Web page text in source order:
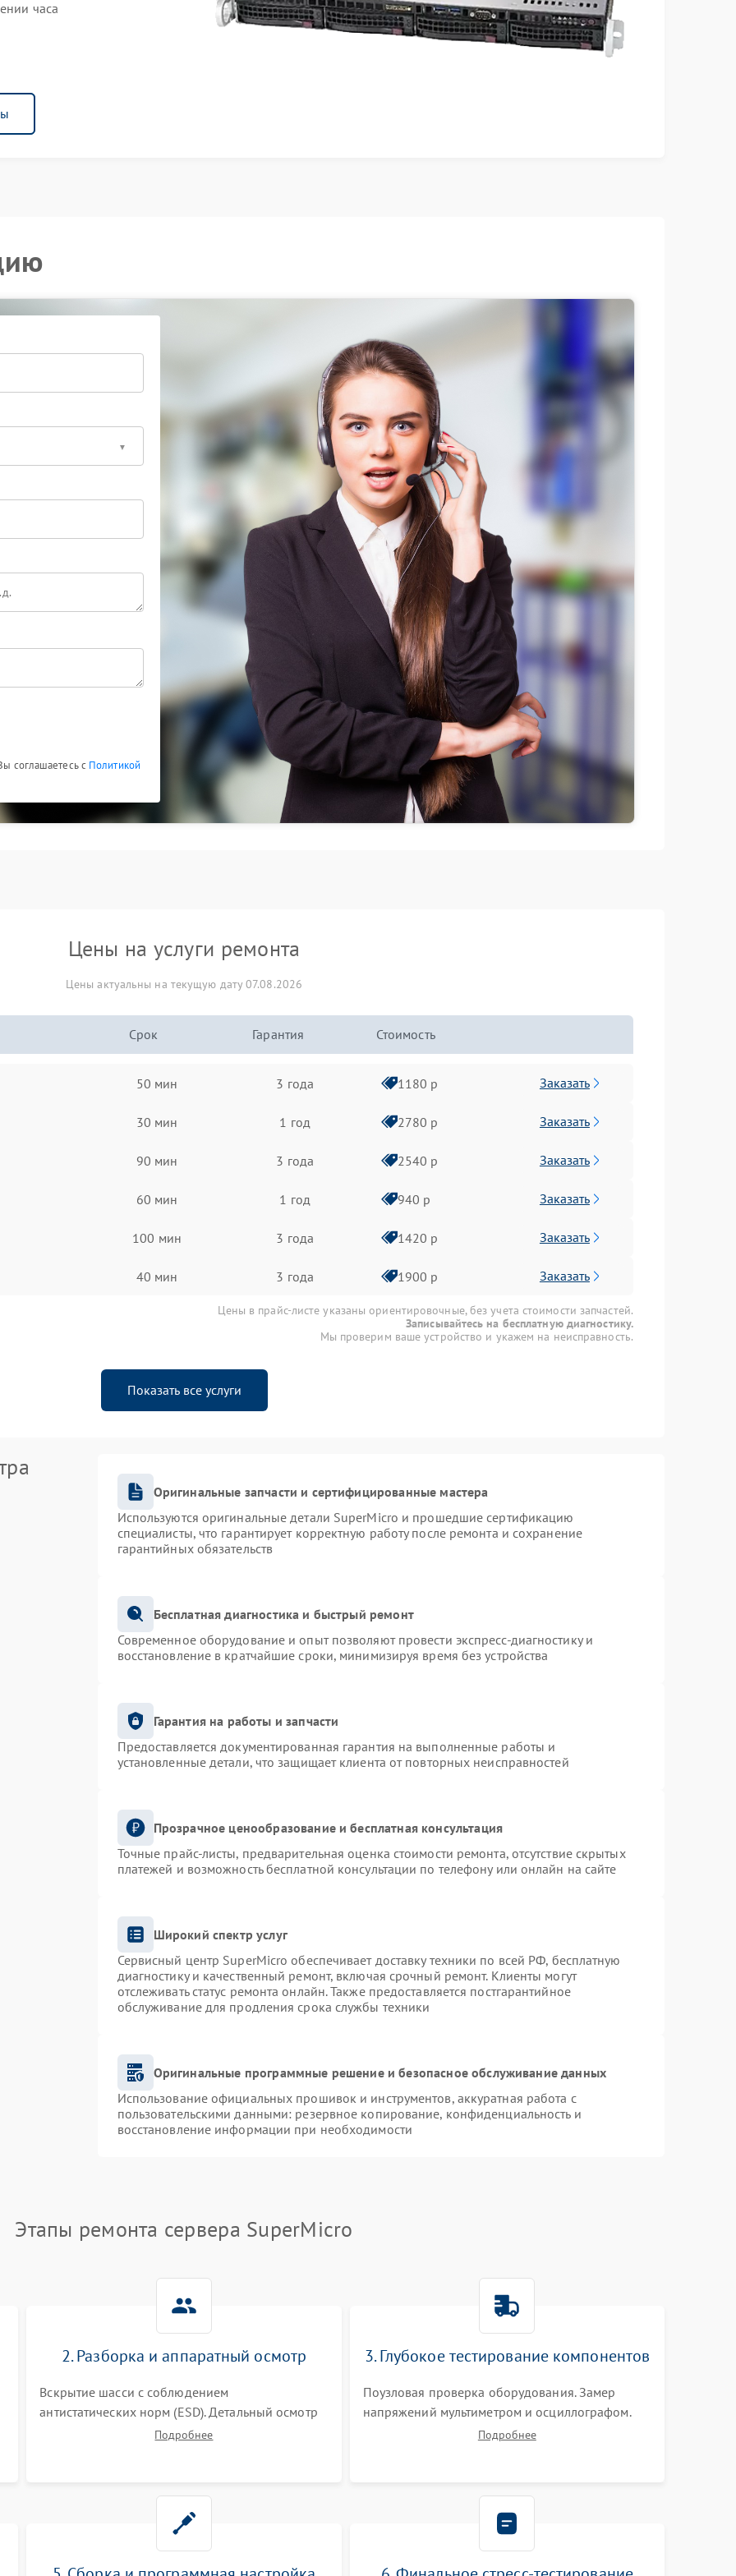
часа
соглашаетесь с Политикой
Цены на услуги ремонта
Цены актуальны на текущую дату 07.08.2026
Срок Гарантия Стоимость
50 мин 3 года 1180 р Заказать
30 мин 1 год 2780 р Заказать
90 мин 3 года 2540 р Заказать
60 мин 1 год 940 р Заказать
100 мин 3 года 1420 р Заказать
40 мин 3 года 1900 р Заказать
Цены в прайс-листе указаны ориентировочные, без учета стоимости запчастей.
Записывайтесь на бесплатную диагностику.
Мы проверим ваше устройство и укажем на неисправность.
Показать все услуги
Оригинальные запчасти и сертифицированные мастера
Используются оригинальные детали SuperMicro и прошедшие сертификацию
специалисты, что гарантирует корректную работу после ремонта и сохранение
гарантийных обязательств
Бесплатная диагностика и быстрый ремонт
Современное оборудование и опыт позволяют провести экспресс-диагностику и
восстановление в кратчайшие сроки, минимизируя время без устройства
Гарантия на работы и запчасти
Предоставляется документированная гарантия на выполненные работы и
установленные детали, что защищает клиента от повторных неисправностей
Прозрачное ценообразование и бесплатная консультация
Точные прайс-листы, предварительная оценка стоимости ремонта, отсутствие скрытых
платежей и возможность бесплатной консультации по телефону или онлайн на сайте
Широкий спектр услуг
Сервисный центр SuperMicro обеспечивает доставку техники по всей РФ, бесплатную
диагностику и качественный ремонт, включая срочный ремонт. Клиенты могут
отслеживать статус ремонта онлайн. Также предоставляется постгарантийное
обслуживание для продления срока службы техники
Оригинальные программные решение и безопасное обслуживание данных
Использование официальных прошивок и инструментов, аккуратная работа с
пользовательскими данными: резервное копирование, конфиденциальность и
восстановление информации при необходимости
Этапы ремонта сервера SuperMicro
2. Разборка и аппаратный осмотр
Вскрытие шасси с соблюдением
антистатических норм (ESD). Детальный осмотр
материнской платы, процессоров, RAID-
Подробнее
3. Глубокое тестирование компонентов
Поузловая проверка оборудования. Замер
напряжений мультиметром и осциллографом.
Проверка модулей памяти (ECC) и состояния
Подробнее